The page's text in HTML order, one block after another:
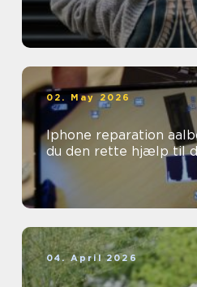
02. May 2026
Iphone reparation aalborg sådan
du den rette hjælp til
04. April 2026